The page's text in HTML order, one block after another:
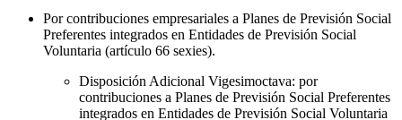
Por contribuciones empresariales a Planes de Previsión Social
Preferentes integrados en Entidades de Previsión Social
Voluntaria (artículo 66 sexies).
Disposición Adicional Vigesimoctava: por
contribuciones a Planes de Previsión Social Preferentes
integrados en Entidades de Previsión Social Voluntaria